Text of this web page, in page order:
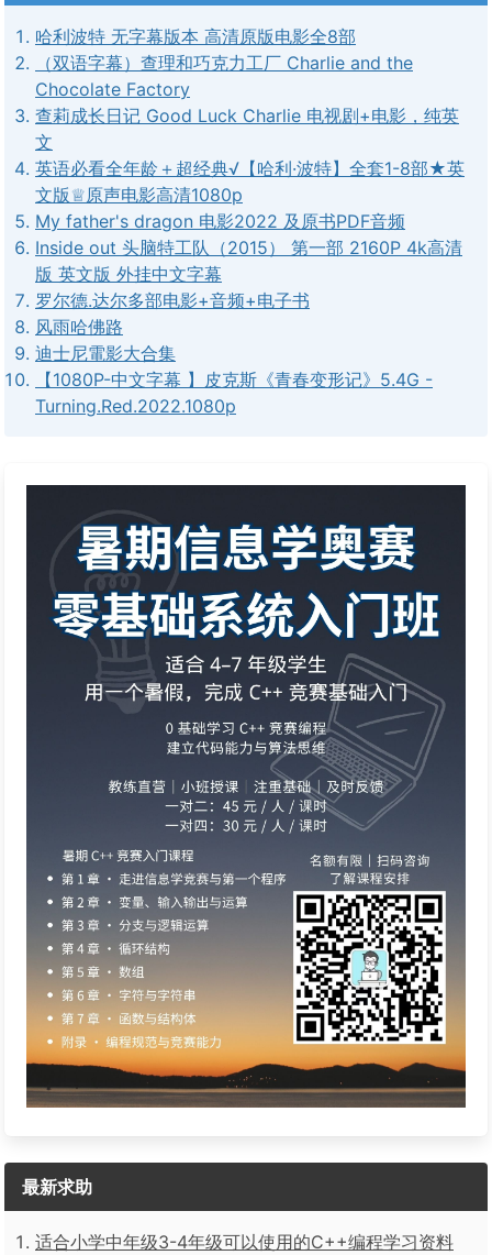
哈利波特 无字幕版本 高清原版电影全8部
（双语字幕）查理和巧克力工厂 Charlie and the
Chocolate Factory
查莉成长日记 Good Luck Charlie 电视剧+电影，纯英
文
英语必看全年龄＋超经典√【哈利·波特】全套1-8部★英
文版♕原声电影高清1080p
My father's dragon 电影2022 及原书PDF音频
Inside out 头脑特工队（2015） 第一部 2160P 4k高清
版 英文版 外挂中文字幕
罗尔德.达尔多部电影+音频+电子书
风雨哈佛路
迪士尼電影大合集
【1080P-中文字幕 】皮克斯《青春变形记》5.4G -
Turning.Red.2022.1080p
最新求助
适合小学中年级3-4年级可以使用的C++编程学习资料